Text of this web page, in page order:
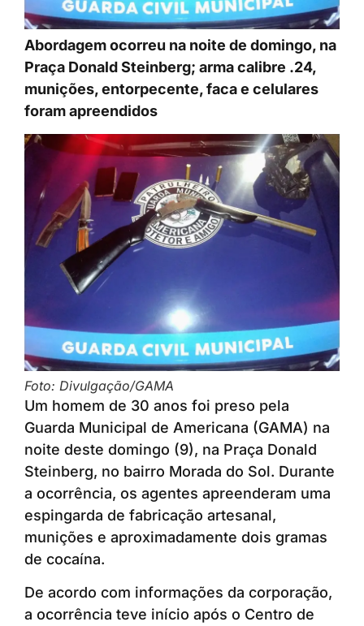
Abordagem ocorreu na noite de domingo, na
Praça Donald Steinberg; arma calibre .24,
munições, entorpecente, faca e celulares
foram apreendidos
Foto: Divulgação/GAMA
Um homem de 30 anos foi preso pela
Guarda Municipal de Americana (GAMA) na
noite deste domingo (9), na Praça Donald
Steinberg, no bairro Morada do Sol. Durante
a ocorrência, os agentes apreenderam uma
espingarda de fabricação artesanal,
munições e aproximadamente dois gramas
de cocaína.
De acordo com informações da corporação,
a ocorrência teve início após o Centro de